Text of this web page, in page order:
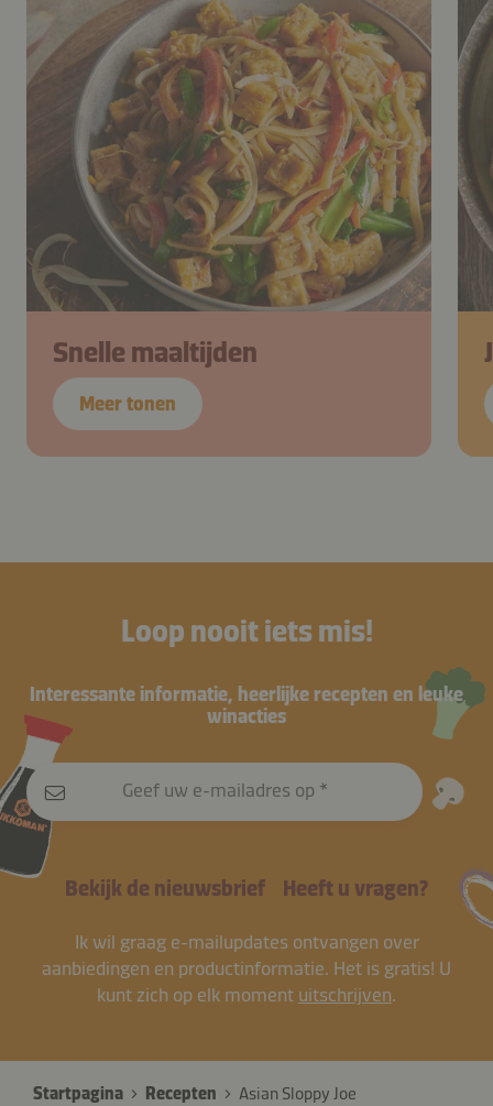
Snelle maaltijden
Meer tonen
Loop nooit iets mis!
Interessante informatie, heerlijke recepten en leuke
winacties
Geef uw e-mailadres op
Bekijk de nieuwsbrief Heeft u vragen?
Ik wil graag e-mailupdates ontvangen over
aanbiedingen en productinformatie. Het is gratis! U
kunt zich op elk moment uitschrijven.
Startpagina Recepten Asian Sloppy Joe